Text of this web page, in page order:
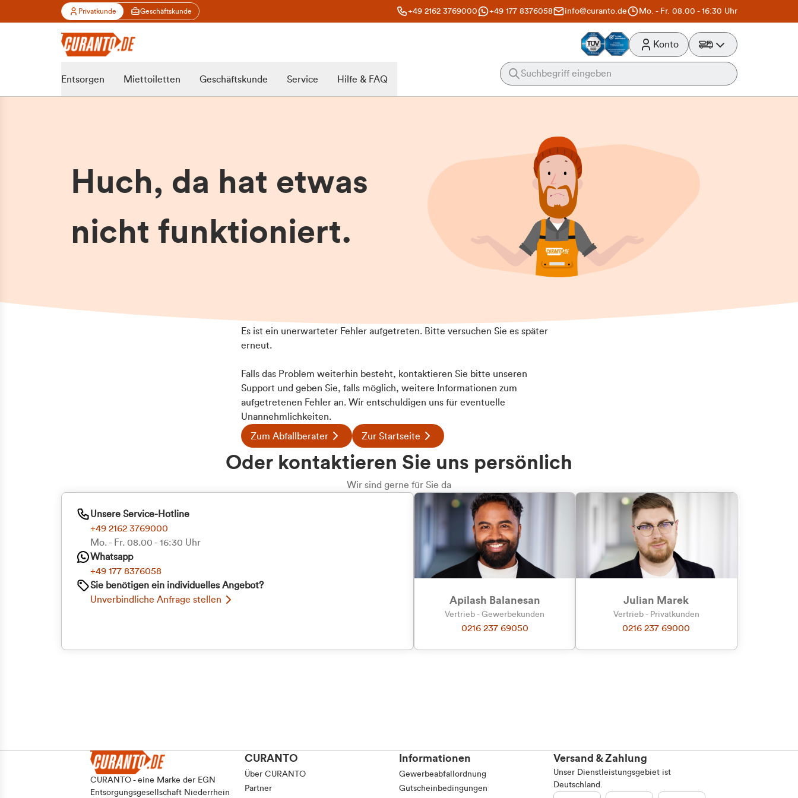
Privatkunde Geschäftskunde +49 2162 3769000 +49 177 8376058 info@curanto.de Mo. - Fr. 08.00 - 16:30 Uhr
Zu welcher
Kundengruppe
Konto
Entsorgen Miettoiletten Geschäftskunde Service Hilfe & FAQ
Huch, da hat etwas
nicht funktioniert.
Es ist ein unerwarteter Fehler aufgetreten. Bitte versuchen Sie es später
erneut.
Falls das Problem weiterhin besteht, kontaktieren Sie bitte unseren
Support und geben Sie, falls möglich, weitere Informationen zum
aufgetretenen Fehler an. Wir entschuldigen uns für eventuelle
Unannehmlichkeiten.
Zum Abfallberater Zur Startseite
Oder kontaktieren Sie uns persönlich
Wir sind gerne für Sie da
Unsere Service-Hotline
+49 2162 3769000
Mo. - Fr. 08.00 - 16:30 Uhr
Whatsapp
+49 177 8376058
Sie benötigen ein individuelles Angebot?
Unverbindliche Anfrage stellen
Apilash Balanesan
Vertrieb - Gewerbekunden
0216 237 69050
Julian Marek
Vertrieb - Privatkunden
0216 237 69000
CURANTO - eine Marke der EGN
Entsorgungsgesellschaft Niederrhein
CURANTO
Über CURANTO
Partner
Informationen
Gewerbeabfallordnung
Gutscheinbedingungen
Versand & Zahlung
Unser Dienstleistungsgebiet ist
Deutschland.